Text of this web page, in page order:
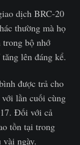
dịch BRC-20
thường mà họ
bộ nhớ
lên đáng kể.
được trả cho
lần cuối cùng
Đối với cả
tồn tại trong
ngày.